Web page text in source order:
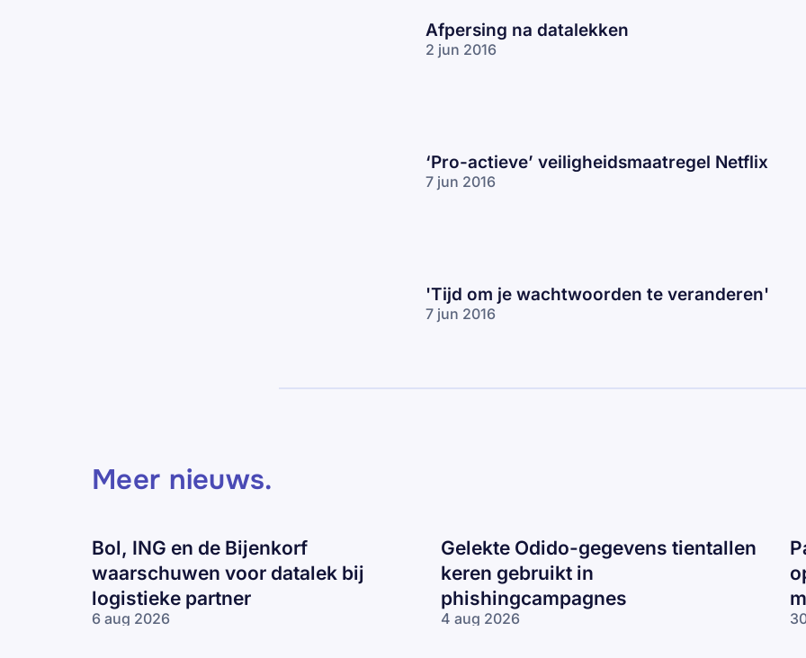
Afpersing na datalekken
2 jun 2016
‘Pro-actieve’ veiligheidsmaatregel Netflix
7 jun 2016
'Tijd om je wachtwoorden te veranderen'
7 jun 2016
Meer nieuws.
Bol, ING en de Bijenkorf
waarschuwen voor datalek bij
logistieke partner
6 aug 2026
Gelekte Odido-gegevens tientallen
keren gebruikt in
phishingcampagnes
4 aug 2026